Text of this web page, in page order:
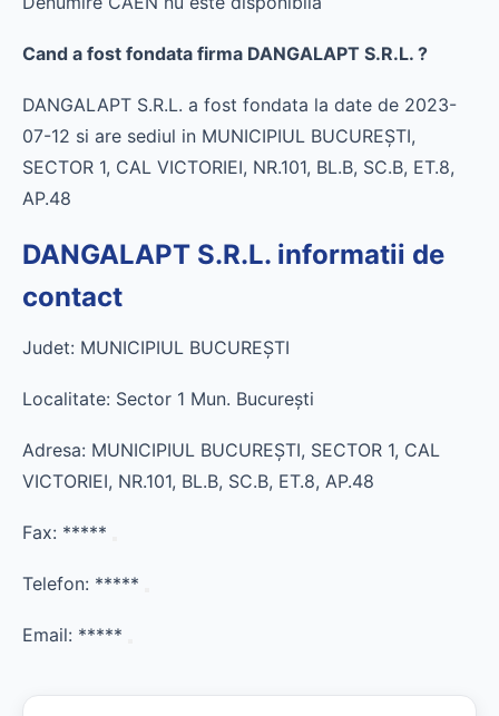
Cand a fost fondata firma DANGALAPT S.R.L. ?
DANGALAPT S.R.L. a fost fondata la date de 2023-
07-12 si are sediul in MUNICIPIUL BUCUREŞTI,
SECTOR 1, CAL VICTORIEI, NR.101, BL.B, SC.B, ET.8,
AP.48
DANGALAPT S.R.L. informatii de
contact
Judet: MUNICIPIUL BUCUREŞTI
Localitate: Sector 1 Mun. Bucureşti
Adresa: MUNICIPIUL BUCUREŞTI, SECTOR 1, CAL
VICTORIEI, NR.101, BL.B, SC.B, ET.8, AP.48
Fax: *****
Telefon: *****
Email: *****